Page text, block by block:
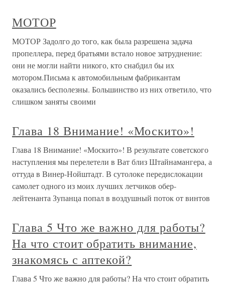
МОТОР
МОТОР Задолго до того, как была разрешена задача
пропеллера, перед братьями встало новое затруднение:
они не могли найти никого, кто снабдил бы их
мотором.Письма к автомобильным фабрикантам
оказались бесполезны. Большинство из них ответило, что
слишком заняты своими
Глава 18 Внимание! «Москито»!
Глава 18 Внимание! «Москито»! В результате советского
наступления мы перелетели в Ват близ Штайнамангера, а
оттуда в Винер-Нойштадт. В сутолоке передислокации
самолет одного из моих лучших летчиков обер-
лейтенанта Зупанца попал в воздушный поток от винтов
Глава 5 Что же важно для работы?
На что стоит обратить внимание,
знакомясь с аптекой?
Глава 5 Что же важно для работы? На что стоит обратить